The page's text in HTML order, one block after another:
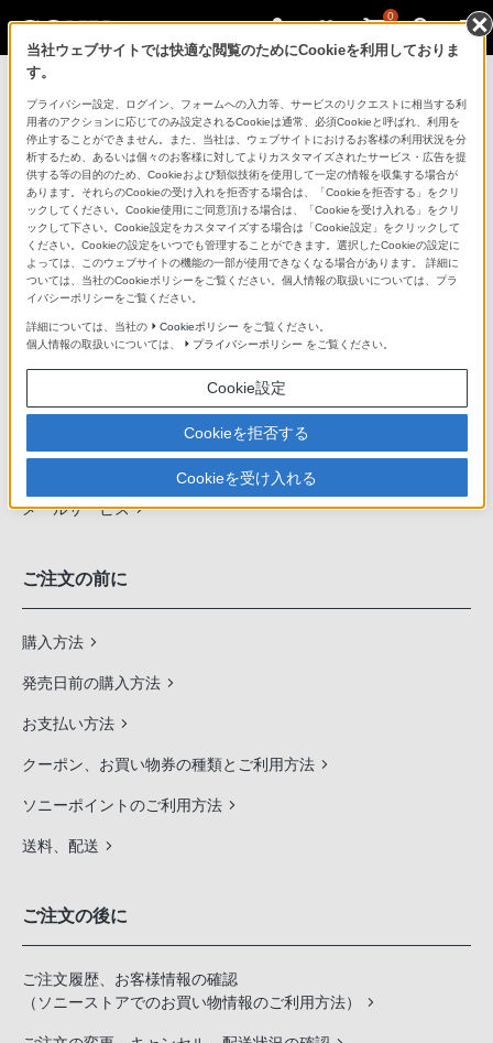
0
ソニーストアのご利用ガイド
ご利用ガイドでは、ソニーストアのご利用方法・サービ
スに関しまとめてご案内しております。
ご利用の前に
ソニーストア 店舗のご案内
ソニーショップ（ソニーストア取次店）のご案内
ソニーストアの特典・サービス
（長期保証、下取サービス、設置・設定サービスなど）
定期クーポンのプレゼントについて
メールサービス
ご注文の前に
購入方法
発売日前の購入方法
お支払い方法
クーポン、お買い物券の種類とご利用方法
ソニーポイントのご利用方法
送料、配送
ご注文の後に
ご注文履歴、お客様情報の確認
（ソニーストアでのお買い物情報のご利用方法）
当社ウェブサイトでは快適な閲覧のためにCookieを利用しておりま
す。
プライバシー設定、ログイン、フォームへの入力等、サービスのリクエストに相当する利
用者のアクションに応じてのみ設定されるCookieは通常、必須Cookieと呼ばれ、利用を
停止することができません。また、当社は、ウェブサイトにおけるお客様の利用状況を分
析するため、あるいは個々のお客様に対してよりカスタマイズされたサービス・広告を提
供する等の目的のため、Cookieおよび類似技術を使用して一定の情報を収集する場合が
あります。それらのCookieの受け入れを拒否する場合は、「Cookieを拒否する」をクリ
ックしてください。Cookie使用にご同意頂ける場合は、「Cookieを受け入れる」をクリ
ックして下さい。Cookie設定をカスタマイズする場合は「Cookie設定」をクリックして
ください。Cookieの設定をいつでも管理することができます。選択したCookieの設定に
よっては、このウェブサイトの機能の一部が使用できなくなる場合があります。 詳細に
ついては、当社のCookieポリシーをご覧ください。個人情報の取扱いについては、プラ
イバシーポリシーをご覧ください。
詳細については、当社の Cookieポリシー をご覧ください。
個人情報の取扱いについては、
プライバシーポリシー をご覧ください。
Cookie設定
Cookieを拒否する
Cookieを受け入れる